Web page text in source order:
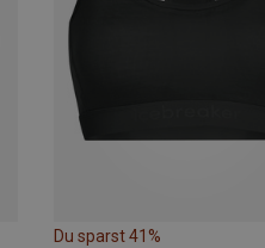
Du sparst 41%